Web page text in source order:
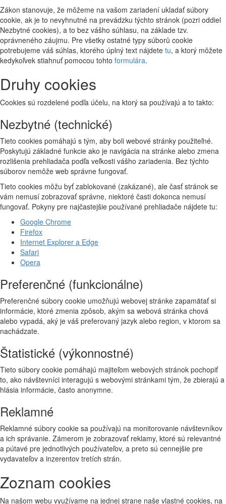
Zákon stanovuje, že môžeme na vašom zariadení ukladať súbory
cookie, ak je to nevyhnutné na prevádzku týchto stránok (pozri oddiel
Nezbytné cookies), a to bez vášho súhlasu, na základe tzv.
oprávneného záujmu. Pre všetky ostatné typy súborů cookie
potrebujeme váš súhlas, ktorého úplný text nájdete tu, a ktorý môžete
kedykoľvek stiahnuť pomocou tohto formulára.
Druhy cookies
Cookies sú rozdelené podľa účelu, na ktorý sa používajú a to takto:
Nezbytné (technické)
Tieto cookies pomáhajú s tým, aby boli webové stránky použiteľné.
Poskytujú základné funkcie ako je navigácia na stránke alebo zmena
rozlišenia prehliadača podľa veľkosti vášho zariadenia. Bez týchto
súborov nemôže web správne fungovať.
Tieto cookies môžu byť zablokované (zakázané), ale časť stránok se
vám nemusí zobrazovať správne, niektoré časti dokonca nemusí
fungovať. Pokyny pre najčastejšie používané prehliadače nájdete tu:
Google Chrome
Firefox
Internet Explorer a Edge
Safari
Opera
Preferenčné (funkcionálne)
Preferenčné súbory cookie umožňujú webovej stránke zapamätať si
informácie, ktoré zmenia zpôsob, akým sa webová stránka chová
alebo vypadá, aký je váš preferovaný jazyk alebo region, v ktorom sa
nachádzate.
Štatistické (výkonnostné)
Tieto súbory cookie pomáhajú majiteľom webových stránok pochopiť
to, ako návštevníci interagujú s webovými stránkami tým, že zbierajú a
hlásia informácie, často anonymne.
Reklamné
Reklamné súbory cookie sa používajú na monitorovanie návštevníkov
a ich správanie. Zámerom je zobrazovať reklamy, ktoré sú relevantné
a pútavé pre jednotlivých používateľov, a preto sú cennejšie pre
vydavateľov a inzerentov tretích strán.
Zoznam cookies
Na našom webu využívame na jednej strane naše vlastné cookies, na